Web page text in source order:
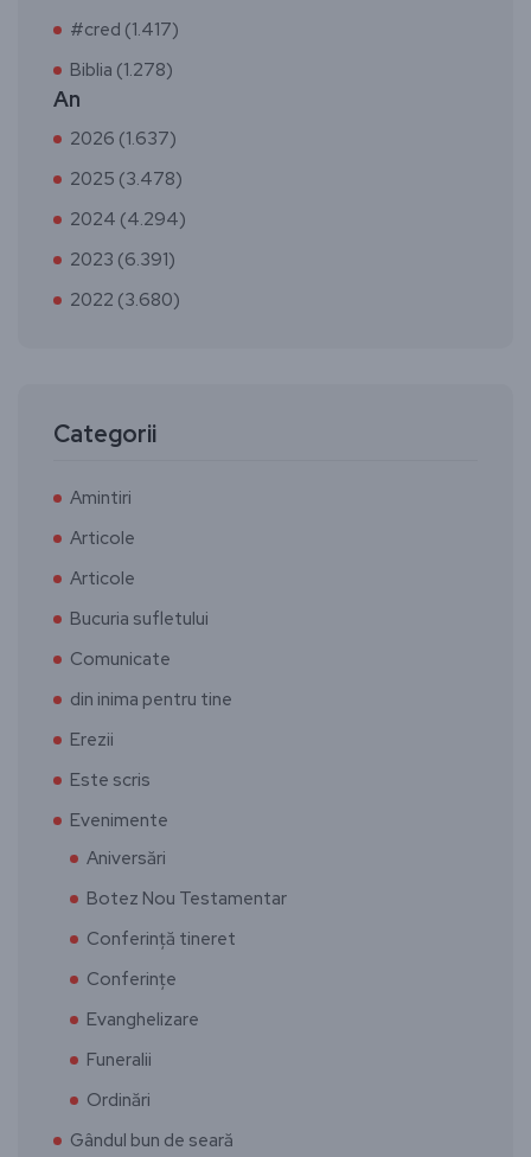
#cred (1.417)
Biblia (1.278)
An
2026 (1.637)
2025 (3.478)
2024 (4.294)
2023 (6.391)
2022 (3.680)
Categorii
Amintiri
Articole
Articole
Bucuria sufletului
Comunicate
din inima pentru tine
Erezii
Este scris
Evenimente
Aniversări
Botez Nou Testamentar
Conferință tineret
Conferințe
Evanghelizare
Funeralii
Ordinări
Gândul bun de seară